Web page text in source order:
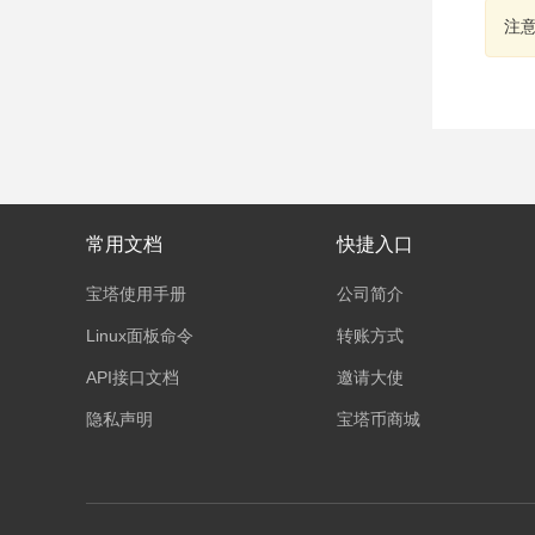
注
常用文档
宝塔使用手册
Linux面板命令
API接口文档
隐私声明
快捷入口
公司简介
转账方式
邀请大使
宝塔币商城